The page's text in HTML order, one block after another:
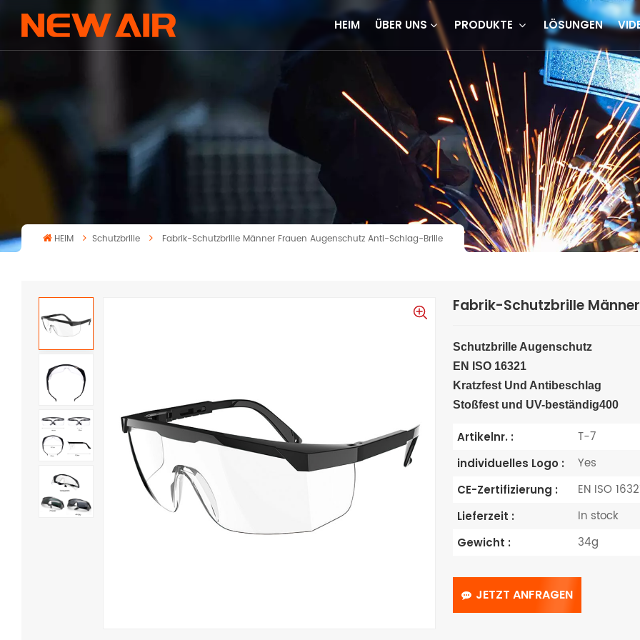
HEIM ÜBER UNS PRODUKTE LÖSUNGEN
HEIM Schutzbrille Fabrik-Schutzbrille Männer Frauen Augenschutz Anti-Schlag-Brille
Fabrik-Schutzbrille
Schutzbrille Augenschutz
EN ISO 16321
KratzfestUnd Antibeschlag
Stoßfest und UV-beständig400
Artikelnr. : T-7
individuelles Logo : Yes
CE-Zertifizierung : EN ISO
Lieferzeit : In stock
Gewicht : 34g
JETZT ANFRAGEN